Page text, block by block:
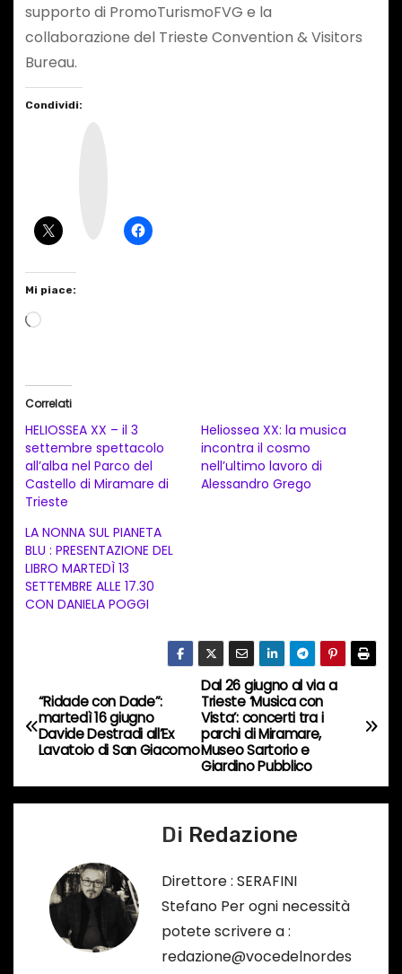
supporto di PromoTurismoFVG e la
collaborazione del Trieste Convention & Visitors
Bureau.
Condividi:
Mi piace:
C
a
m
e
t
o
i
r
s
o
Correlati
HELIOSSEA XX – il 3
settembre spettacolo
all’alba nel Parco del
Castello di Miramare di
Trieste
Heliossea XX: la musica
incontra il cosmo
nell’ultimo lavoro di
Alessandro Grego
LA NONNA SUL PIANETA
BLU : PRESENTAZIONE DEL
LIBRO MARTEDÌ 13
SETTEMBRE ALLE 17.30
CON DANIELA POGGI
N
a
i
Dal 26 giugno al via a
Trieste ‘Musica con
Vista’: concerti tra i
parchi di Miramare,
Museo Sartorio e
Giardino Pubblico
“Ridade con Dade”:
martedì 16 giugno
Davide Destradi all’Ex
Lavatoio di San Giacomo
Di Redazione
Direttore : SERAFINI
Stefano Per ogni necessità
potete scrivere a :
redazione@vocedelnordes